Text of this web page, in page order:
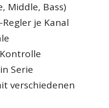
Middle, Bass)
je Kanal
Serie
verschiedenen